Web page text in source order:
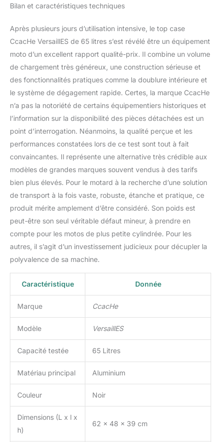
Bilan et caractéristiques techniques
Après plusieurs jours d’utilisation intensive, le top case
CcacHe VersaillES de 65 litres s’est révélé être un équipement
moto d’un excellent rapport qualité-prix. Il combine un volume
de chargement très généreux, une construction sérieuse et
des fonctionnalités pratiques comme la doublure intérieure et
le système de dégagement rapide. Certes, la marque CcacHe
n’a pas la notoriété de certains équipementiers historiques et
l’information sur la disponibilité des pièces détachées est un
point d’interrogation. Néanmoins, la qualité perçue et les
performances constatées lors de ce test sont tout à fait
convaincantes. Il représente une alternative très crédible aux
modèles de grandes marques souvent vendus à des tarifs
bien plus élevés. Pour le motard à la recherche d’une solution
de transport à la fois vaste, robuste, étanche et pratique, ce
produit mérite amplement d’être considéré. Son poids est
peut-être son seul véritable défaut mineur, à prendre en
compte pour les motos de plus petite cylindrée. Pour les
autres, il s’agit d’un investissement judicieux pour décupler la
polyvalence de sa machine.
Caractéristique Donnée
Marque CcacHe
Modèle VersaillES
Capacité testée 65 Litres
Matériau principal Aluminium
Couleur Noir
Dimensions (L x l x
h)
62 x 48 x 39 cm